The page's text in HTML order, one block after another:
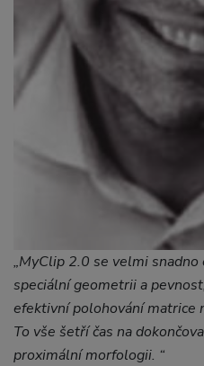
„MyClip 2.0 se velmi snadno
speciální geometrii a
efektivní polohování matrice
To vše šetří čas na
proximální morfologii. “